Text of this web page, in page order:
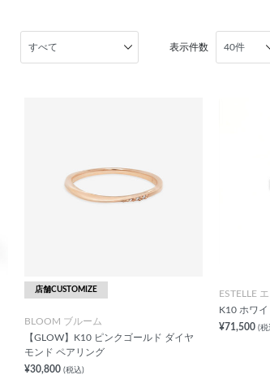
表示件数
店舗CUSTOMIZE
BLOOM ブルーム
【GLOW】K10 ピンクゴールド ダイヤ
モンド ペアリング
¥30,800 (税込)
ESTELLE
K10 ホワ
¥71,500 (税